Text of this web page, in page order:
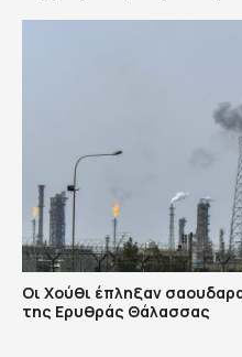
Οι Χούθι έπληξαν
της Ερυθράς Θάλασσας